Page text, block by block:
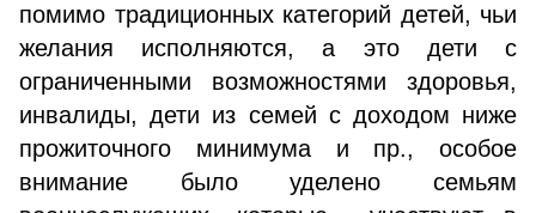
помимо традиционных категорий детей, чьи
желания исполняются, а это дети с
ограниченными возможностями здоровья,
инвалиды, дети из семей с доходом ниже
прожиточного минимума и пр., особое
внимание было уделено семьям